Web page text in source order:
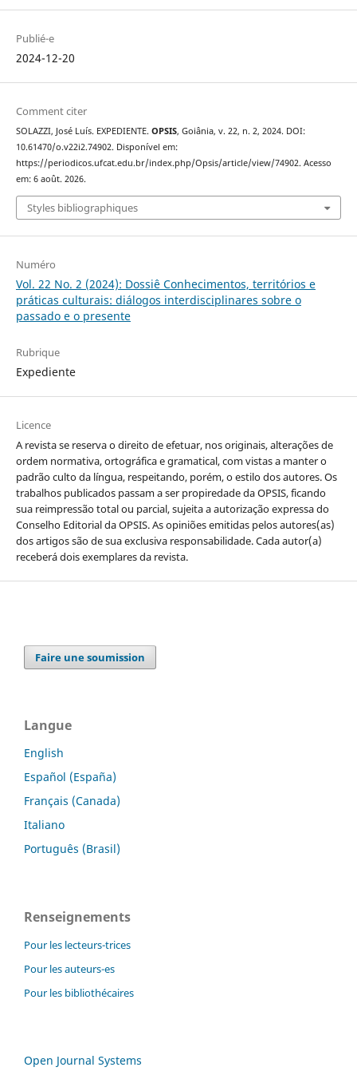
Publié-e
2024-12-20
Comment citer
SOLAZZI, José Luís. EXPEDIENTE. OPSIS, Goiânia, v. 22, n. 2, 2024. DOI:
10.61470/o.v22i2.74902. Disponível em:
https://periodicos.ufcat.edu.br/index.php/Opsis/article/view/74902. Acesso
em: 6 août. 2026.
Styles bibliographiques
Numéro
Vol. 22 No. 2 (2024): Dossiê Conhecimentos, territórios e
práticas culturais: diálogos interdisciplinares sobre o
passado e o presente
Rubrique
Expediente
Licence
A revista se reserva o direito de efetuar, nos originais, alterações de
ordem normativa, ortográfica e gramatical, com vistas a manter o
padrão culto da língua, respeitando, porém, o estilo dos autores. Os
trabalhos publicados passam a ser propiredade da OPSIS, ficando
sua reimpressão total ou parcial, sujeita a autorização expressa do
Conselho Editorial da OPSIS. As opiniões emitidas pelos autores(as)
dos artigos são de sua exclusiva responsabilidade. Cada autor(a)
receberá dois exemplares da revista.
Faire une soumission
Langue
English
Español (España)
Français (Canada)
Italiano
Português (Brasil)
Renseignements
Pour les lecteurs-trices
Pour les auteurs-es
Pour les bibliothécaires
Open Journal Systems